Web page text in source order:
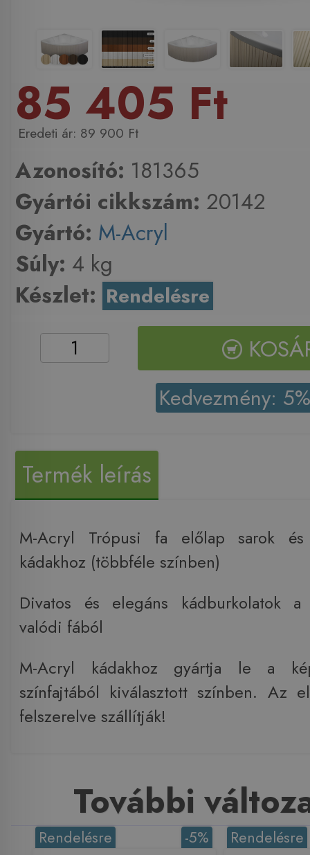
85 405 Ft
89 900 Ft
Azonosító: 181365
Gyártói cikkszám: 20142
Gyártó: M-Acryl
Súly: 4 kg
Készlet: Rendelésre
Kedvezmény:
Termék leírás
M-Acryl Trópusi fa előlap sarok és
kádakhoz (többféle színben)
Divatos és elegáns kádburkolatok a
valódi fából
M-Acryl kádakhoz gyártja le a
színfajtából kiválasztott színben. Az
felszerelve szállítják!
További
-5%
Rendelésre Rendelésre